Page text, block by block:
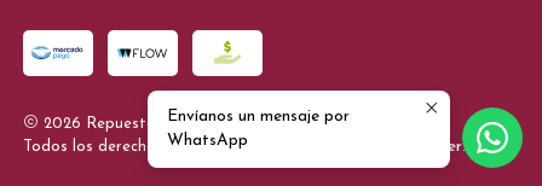
2026 Repuestos El Sultan.
Todos los derechos reservados.
Desarrollado por Jumpseller.
Envíanos un mensaje por
WhatsApp